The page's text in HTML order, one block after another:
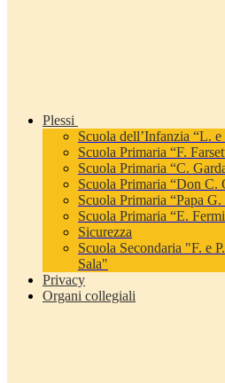
Plessi
Scuola dell’Infanzia “L.
Scuola Primaria “F.
Scuola Primaria “C.
Scuola Primaria “Don C.
Scuola Primaria “Papa
Scuola Primaria “E.
Sicurezza
Scuola Secondaria "F. e
Sala"
Privacy
Organi collegiali